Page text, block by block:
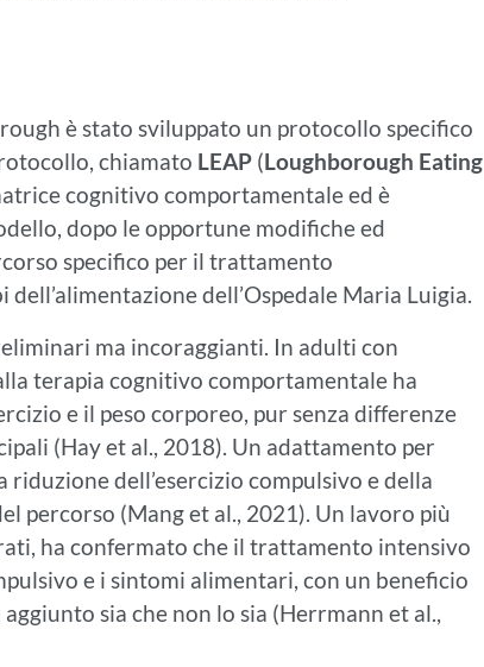
è stato sviluppato un protocollo specifico
chiamato LEAP (Loughborough Eating
cognitivo comportamentale ed è
dopo le opportune modifiche ed
specifico per il trattamento
dell’Ospedale Maria Luigia.
ma incoraggianti. In adulti con
terapia cognitivo comportamentale ha
e il peso corporeo, pur senza differenze
(Hay et al., 2018). Un adattamento per
dell’esercizio compulsivo e della
percorso (Mang et al., 2021). Un lavoro più
ha confermato che il trattamento intensivo
e i sintomi alimentari, con un beneficio
sia che non lo sia (Herrmann et al.,